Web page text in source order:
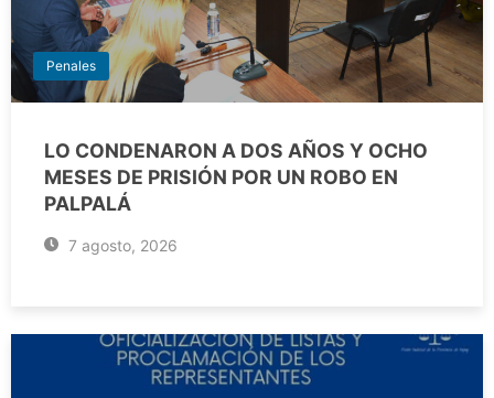
Penales
LO CONDENARON A DOS AÑOS Y OCHO
MESES DE PRISIÓN POR UN ROBO EN
PALPALÁ
7 agosto, 2026